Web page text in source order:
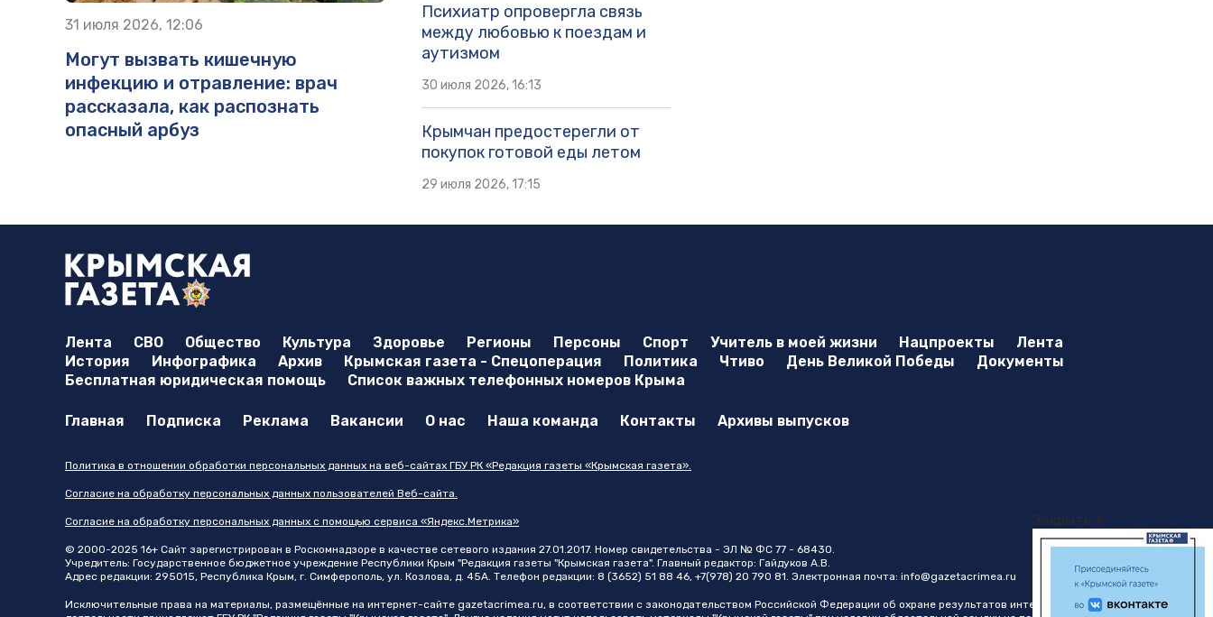
31 июля 2026, 12:06
Могут вызвать кишечную
инфекцию и отравление: врач
рассказала, как распознать
опасный арбуз
Психиатр опровергла связь
между любовью к поездам и
аутизмом
30 июля 2026, 16:13
Крымчан предостерегли от
покупок готовой еды летом
29 июля 2026, 17:15
Закрыть X
Лента СВО Общество Культура Здоровье Регионы Персоны Спорт Учитель в моей жизни Нацпроекты
Лента
История
Инфографика Архив Крымская газета - Спецоперация Политика Чтиво День Великой Победы
Документы
Бесплатная юридическая помощь
Список важных телефонных номеров Крыма
Главная Подписка Реклама Вакансии О нас Наша команда Контакты Архивы выпусков
Политика в отношении обработки персональных данных на веб-сайтах ГБУ РК «Редакция газеты «Крымская газета».
Согласие на обработку персональных данных пользователей Веб-сайта.
Согласие на обработку персональных данных с помощью сервиса «Яндекс.Метрика»
© 2000-2025 16+ Сайт зарегистрирован в Роскомнадзоре в качестве сетевого издания 27.01.2017. Номер свидетельства - ЭЛ № ФС 77 - 68430.
Учредитель: Государственное бюджетное учреждение Республики Крым "Редакция газеты "Крымская газета". Главный редактор: Гайдуков А.В.
Адрес редакции: 295015, Республика Крым, г. Симферополь, ул. Козлова, д. 45А. Телефон редакции: 8 (3652) 51 88 46, +7(978) 20 790 81. Электронная почта: info@gazetacrimea.ru
Исключительные права на материалы, размещённые на интернет-сайте gazetacrimea.ru, в соответствии с законодательством Российской Федерации об охране результатов интеллектуальной